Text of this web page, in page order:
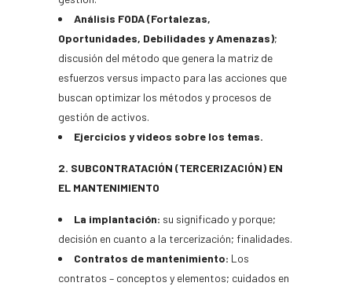
Análisis FODA(Fortalezas,
Oportunidades, Debilidades y Amenazas);
discusión del método que genera la matriz de
esfuerzos versus impacto para las acciones que
buscan optimizar los métodos y procesos de
gestión de activos.
Ejercicios y videos sobre los temas.
2. SUBCONTRATACIÓN (TERCERIZACIÓN) EN
EL MANTENIMIENTO
La implantación: su significado y porque;
decisión en cuanto a la tercerización; finalidades.
Contratos de mantenimiento: Los
contratos – conceptos y elementos; cuidados en